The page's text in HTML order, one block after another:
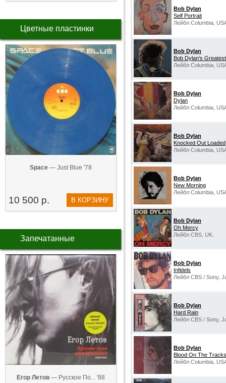
Цветные пластинки
Space — Just Blue '78
10 500 р. В КОРЗИНУ
Запечатанные
Егор Летов — Русское По... '88
Bob Dylan
Self Portrait
Лейбл Columbia,
Bob Dylan
Bob Dylan's
Лейбл Columbia,
Bob Dylan
Dylan
Лейбл Columbia,
Bob Dylan
Knocked Out Loaded
Лейбл Columbia,
Bob Dylan
New Morning
Лейбл Columbia,
Bob Dylan
Oh Mercy
Лейбл CBS, UK.
Bob Dylan
Infidels
Лейбл CBS / Sony,
Bob Dylan
Hard Rain
Лейбл CBS / Sony,
Bob Dylan
Blood On The Tracks
Лейбл Columbia,